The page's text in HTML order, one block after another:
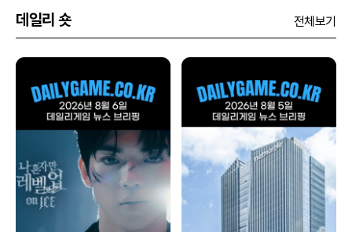
데일리 숏 전체보기